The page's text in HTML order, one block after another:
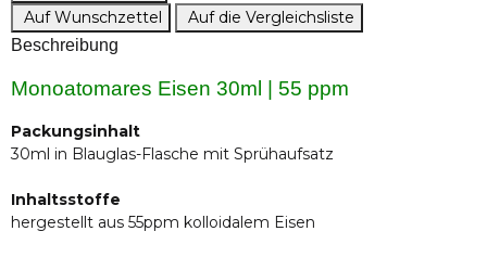
Auf Wunschzettel
Auf die Vergleichsliste
Beschreibung
Monoatomares Eisen 30ml | 55 ppm
Packungsinhalt
30ml in Blauglas-Flasche mit Sprühaufsatz
Inhaltsstoffe
hergestellt aus 55ppm kolloidalem Eisen